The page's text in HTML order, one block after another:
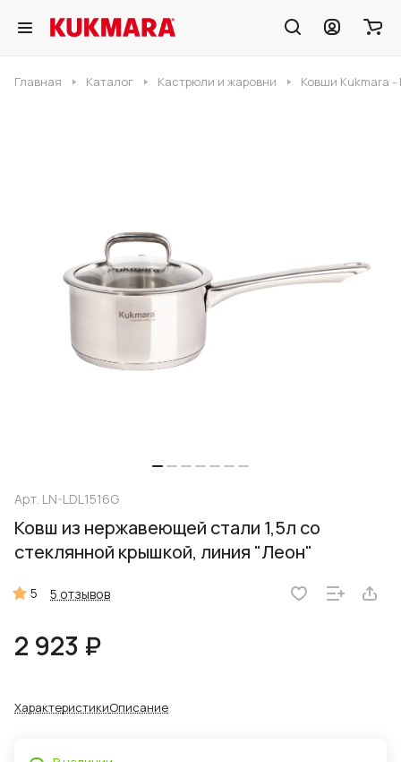
Главная Каталог Кастрюли и жаровни Ковши Kukmara
Арт. LN-LDL1516G
Ковш из нержавеющей стали 1,5л со
стеклянной крышкой, линия "Леон"
5 5 отзывов
2 923 ₽
ХарактеристикиОписание